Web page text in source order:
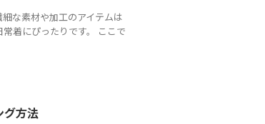
な素材や加工のアイテムは
着にぴったりです。 ここで
グ方法